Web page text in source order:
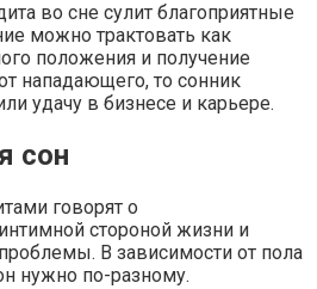
во сне сулит благоприятные
можно трактовать как
положения и получение
нападающего, то сонник
удачу в бизнесе и карьере.
сон
говорят о
стороной жизни и
В зависимости от пола
нужно по-разному.